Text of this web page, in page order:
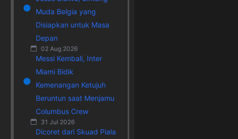
Muda Belgia yang
Disiapkan untuk Masa
Depan
02 Aug 2026
Messi Kembali, Inter
Miami Bidik
Kemenangan Ketujuh
Beruntun saat Menjamu
Columbus Crew
31 Jul 2026
Dicoret dari Skuad Piala